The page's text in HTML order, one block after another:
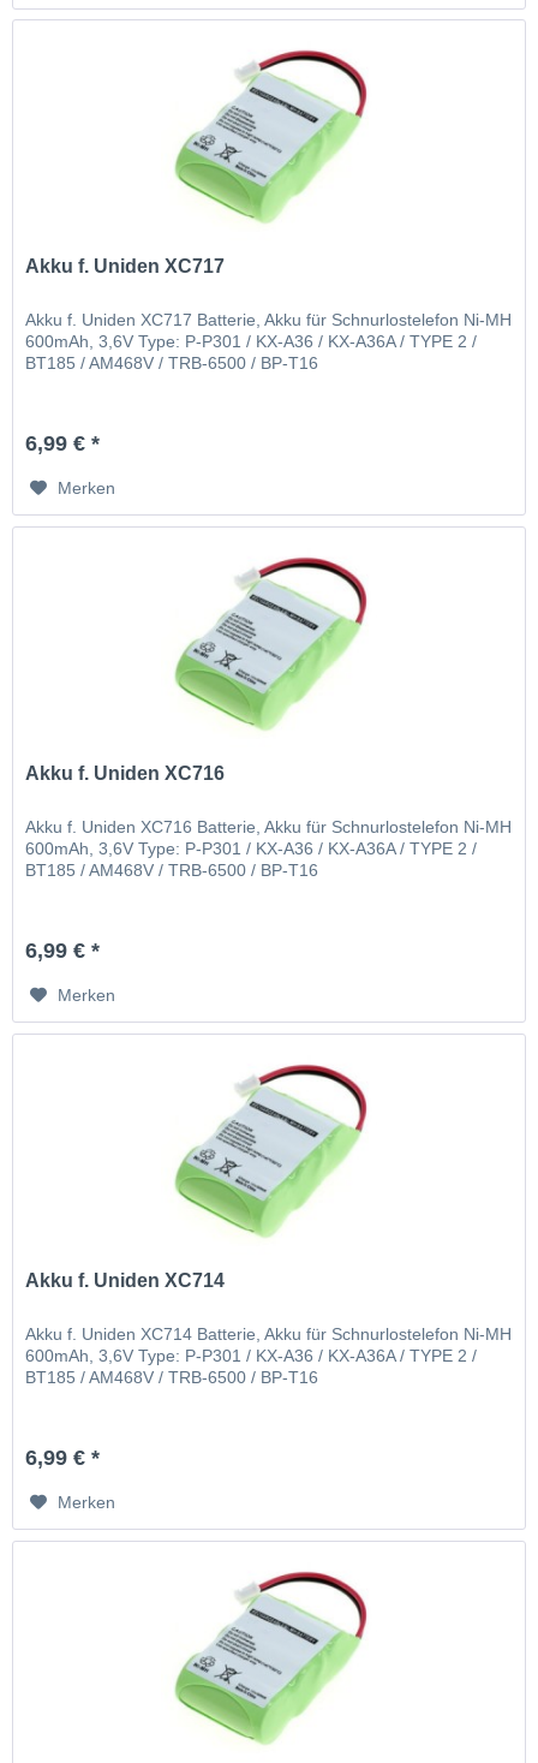
Akku f. Uniden XC717
Akku f. Uniden XC717 Batterie, Akku für Schnurlostelefon Ni-MH
600mAh, 3,6V Type: P-P301 / KX-A36 / KX-A36A / TYPE 2 /
BT185 / AM468V / TRB-6500 / BP-T16
6,99 € *
Merken
Akku f. Uniden XC716
Akku f. Uniden XC716 Batterie, Akku für Schnurlostelefon Ni-MH
600mAh, 3,6V Type: P-P301 / KX-A36 / KX-A36A / TYPE 2 /
BT185 / AM468V / TRB-6500 / BP-T16
6,99 € *
Merken
Akku f. Uniden XC714
Akku f. Uniden XC714 Batterie, Akku für Schnurlostelefon Ni-MH
600mAh, 3,6V Type: P-P301 / KX-A36 / KX-A36A / TYPE 2 /
BT185 / AM468V / TRB-6500 / BP-T16
6,99 € *
Merken